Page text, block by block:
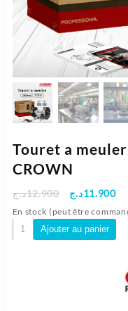
Touret a
CROWN
12.900د.ج
Le
prix
initial
était :
11.900د.ج
Le
est
En stock (peut être
quantité
de
Ajouter au panier